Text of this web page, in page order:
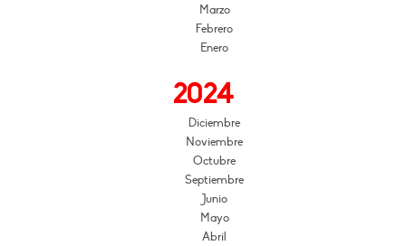
Marzo
Febrero
Enero
2024
Diciembre
Noviembre
Octubre
Septiembre
Junio
Mayo
Abril